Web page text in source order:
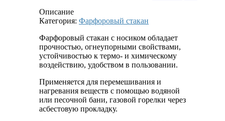
Описание
Категория: Фарфоровый стакан
Фарфоровый стакан с носиком обладает
прочностью, огнеупорными свойствами,
устойчивостью к термо- и химическому
воздействию, удобством в пользовании.
Применяется для перемешивания и
нагревания веществ с помощью водяной
или песочной бани, газовой горелки через
асбестовую прокладку.